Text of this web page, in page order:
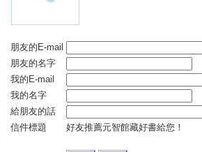
朋友的E-mail
朋友的名字
我的E-mail
我的名字
給朋友的話
信件標題
好友推薦元智館藏好書給您！